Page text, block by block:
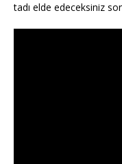
tadı elde edeceksiniz